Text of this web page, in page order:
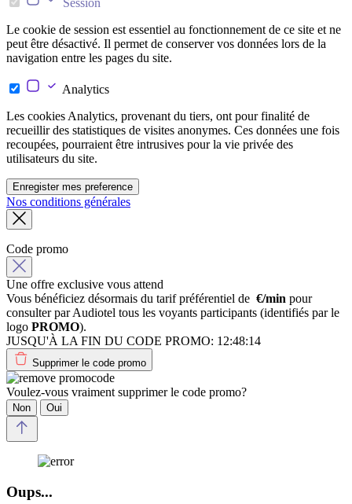
Le cookie de session est essentiel au fonctionnement de ce site et ne
peut être désactivé. Il permet de conserver vos données lors de la
navigation entre les pages du site.
Analytics
Les cookies Analytics, provenant du tiers, ont pour finalité de
recueillir des statistiques de visites anonymes. Ces données une fois
recoupées, pourraient être intrusives pour la vie privée des
utilisateurs du site.
Enregister mes preference
Nos conditions générales
Code promo
Une offre exclusive vous attend
Vous bénéficiez désormais du tarif préférentiel de €/min pour
consulter par Audiotel tous les voyants participants (identifiés par le
logo PROMO).
JUSQU'À LA FIN DU CODE PROMO: 12:48:14
Supprimer le code promo
Voulez-vous vraiment supprimer le code promo?
Non Oui
Oups...